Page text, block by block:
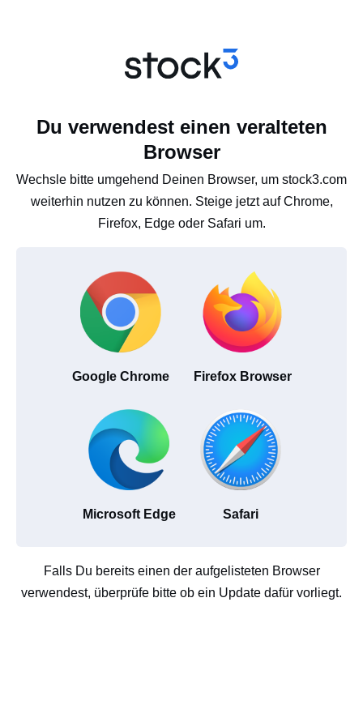
Du verwendest einen veralteten
Browser
Wechsle bitte umgehend Deinen Browser, um stock3.com
weiterhin nutzen zu können. Steige jetzt auf Chrome,
Firefox, Edge oder Safari um.
Google Chrome Firefox Browser
Microsoft Edge Safari
Falls Du bereits einen der aufgelisteten Browser
verwendest, überprüfe bitte ob ein Update dafür vorliegt.